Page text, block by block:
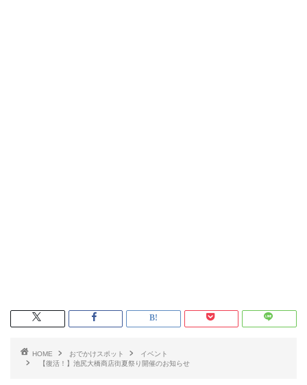
HOME おでかけスポット
イベント
【復活！】池尻大橋商店街夏祭り開催のお知らせ